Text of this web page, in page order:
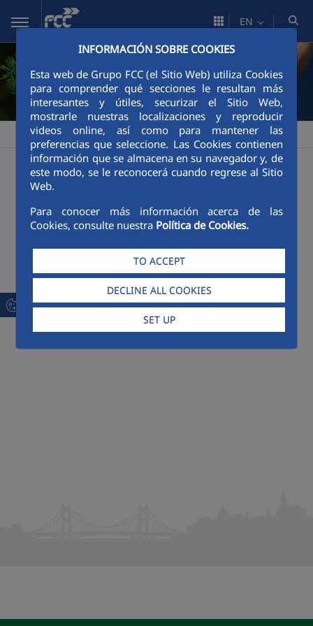
Skip to Main Content
INFORMACIÓN SOBRE COOKIES
Esta web de Grupo FCC (el Sitio Web) utiliza Cookies
para comprender qué secciones le resultan más
interesantes y útiles, securizar el Sitio Web,
mostrarle nuestras localizaciones y reproducir
videos online, así como para mantener las
preferencias que seleccione. Las Cookies contienen
información que se almacena en su navegador y, de
este modo, se le reconocerá cuando regrese al Sitio
Web.
Para conocer más información acerca de las
Cookies, consulte nuestra Política de Cookies.
TO ACCEPT
DECLINE ALL COOKIES
SET UP
EN
FCC Industrial > Sustainability
Guzman Thermal Solar Power Plant Evaporation
Pond Project, Black Stork "Ciconia nigra" nesting
places
Mariña-Lucense gas pipeline. Environmental
protection project, river flow affected by the gas
pipeline route
Mariña-Lucense gas pipeline. Safeguarding of
protected species project, the Iberian frog
tadpole "the common frog"